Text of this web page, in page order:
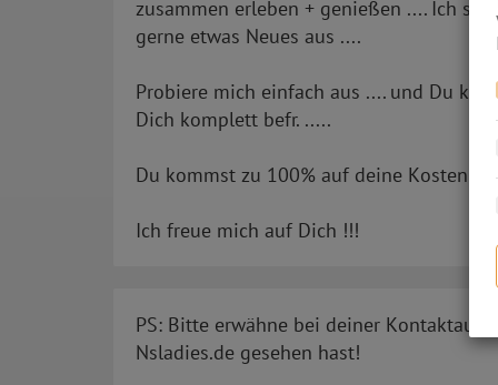
zusammen erleben + genießen .... Ich
gerne etwas Neues aus ....
Probiere mich einfach aus .... und Du
Dich komplett befr. .....
Du kommst zu 100% auf deine Kosten ...
Ich freue mich auf Dich !!!
PS: Bitte erwähne bei deiner
Nsladies.de gesehen hast!